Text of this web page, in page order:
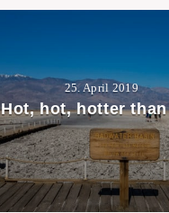
25. April 2019
Hot, hot, hotter